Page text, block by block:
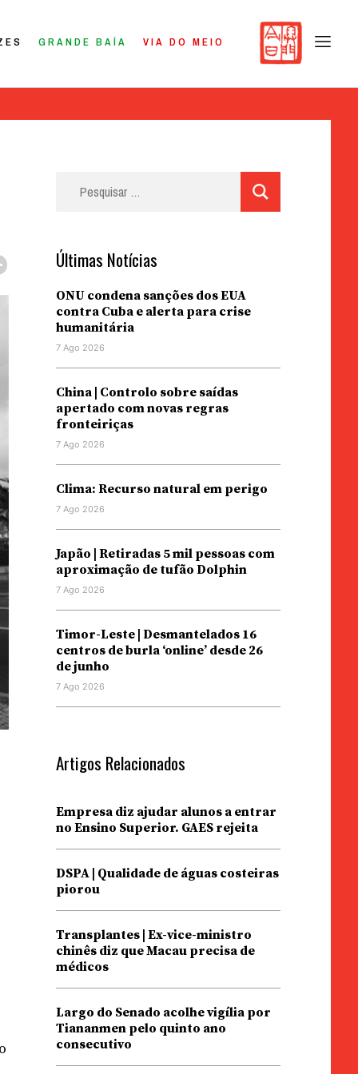
GRANDE BAÍA VIA DO MEIO
Últimas Notícias
ONU condena sanções dos EUA
contra Cuba e alerta para crise
humanitária
7 Ago 2026
China | Controlo sobre saídas
apertado com novas regras
fronteiriças
7 Ago 2026
Clima: Recurso natural em perigo
7 Ago 2026
Japão | Retiradas 5 mil pessoas com
aproximação de tufão Dolphin
7 Ago 2026
Timor-Leste | Desmantelados 16
centros de burla ‘online’ desde 26
de junho
7 Ago 2026
Artigos Relacionados
Empresa diz ajudar alunos a entrar
no Ensino Superior. GAES rejeita
DSPA | Qualidade de águas costeiras
piorou
Transplantes | Ex-vice-ministro
chinês diz que Macau precisa de
médicos
Largo do Senado acolhe vigília por
Tiananmen pelo quinto ano
consecutivo